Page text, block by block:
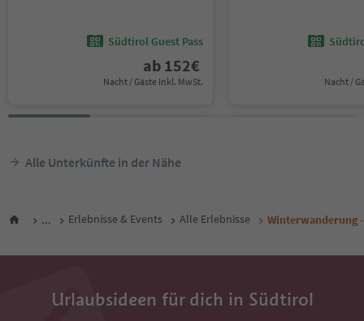
Südtirol Guest Pass
ab 152€
Nacht / Gäste Inkl. MwSt. Nacht /
Alle Unterkünfte in der Nähe
... Erlebnisse & Events Alle Erlebnisse Winterwanderung
Urlaubsideen für dich in Südtirol